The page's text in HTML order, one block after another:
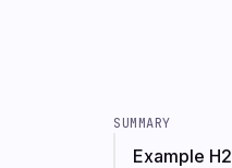
SUMMARY
Example H2